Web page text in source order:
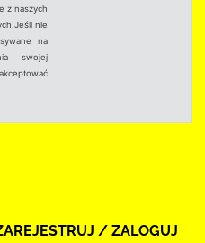
z naszych
nie
na
swojej
/ ZALOGUJ